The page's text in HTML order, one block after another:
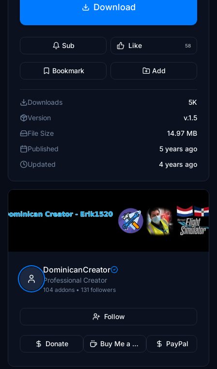
Download
Sub Like 58
Bookmark Add
Downloads
5K
Version
v.1.5
File Size
14.97 MB
Published
5 years ago
Updated
4 years ago
DominicanCreator
Professional Creator
104 addons • 131 followers
Follow
Donate Buy Me a Coffee PayPal